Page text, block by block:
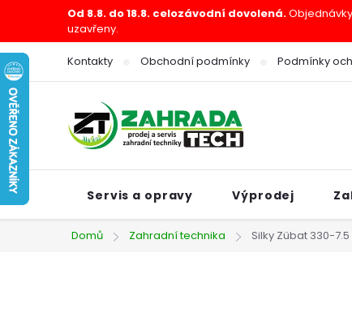
obsah
Od 8.8. do 18.8. celozávodní dovolená.
uzavřeny.
Kontakty Obchodní podmínky Podmínky
Servis a opravy Výprodej
Domů Zahradní technika Silky Zübat 330-